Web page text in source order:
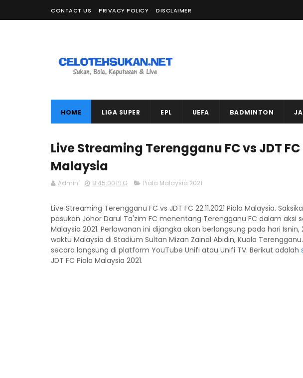
CONTACT US PRIVACY POLICY DISCLAIMER
HOME LIGA SUPER EPL UEFA BADMINTON
Live Streaming Terengganu FC vs JDT FC
Malaysia
Admin 8:45:00 PTG Piala Malaysia 2021
Live Streaming Terengganu FC vs JDT FC 22.11.2021 Piala Malaysia.
pasukan Johor Darul Ta'zim FC menentang Terengganu FC dalam aksi
Malaysia 2021. Perlawanan ini dijangka akan berlangsung pada hari
waktu Malaysia di Stadium Sultan Mizan Zainal Abidin, Kuala
secara langsung di platform YouTube Unifi atau Unifi TV. Berikut adalah
JDT FC Piala Malaysia 2021.